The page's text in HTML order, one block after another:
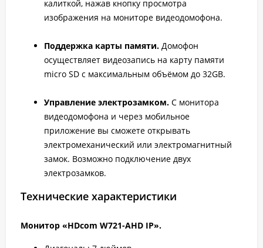
калиткой, нажав кнопку просмотра
изображения на мониторе видеодомофона.
Поддержка карты памяти. Домофон
осуществляет видеозапись на карту памяти
micro SD с максимальным объёмом до 32GB.
Управление электрозамком. С монитора
видеодомофона и через мобильное
приложение вы сможете открывать
электромеханический или электромагнитный
замок. Возможно подключение двух
электрозамков.
Технические характеристики
Монитор «HDcom W721-AHD IP».